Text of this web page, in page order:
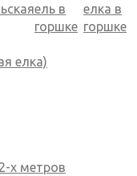
ель в
горшке
елка в
горшке
елка)
х метров